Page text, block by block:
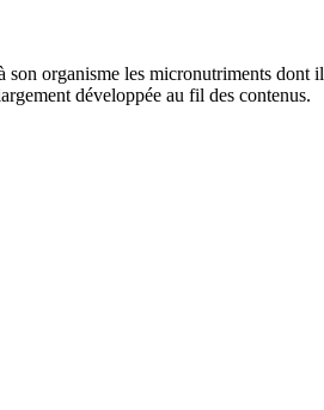
organisme les micronutriments
développée au fil des contenus.